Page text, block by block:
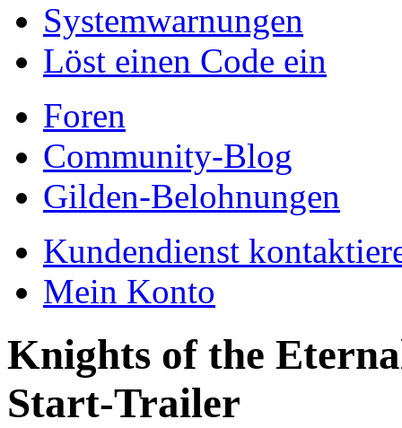
Systemwarnungen
Löst einen Code ein
Foren
Community-Blog
Gilden-Belohnungen
Kundendienst
Mein Konto
Knights of the
Start-Trailer